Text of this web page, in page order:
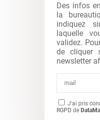
Des infos
la
indiquez
laquelle
validez.
de cliquer
newsletter
J'ai pris
RGPD de